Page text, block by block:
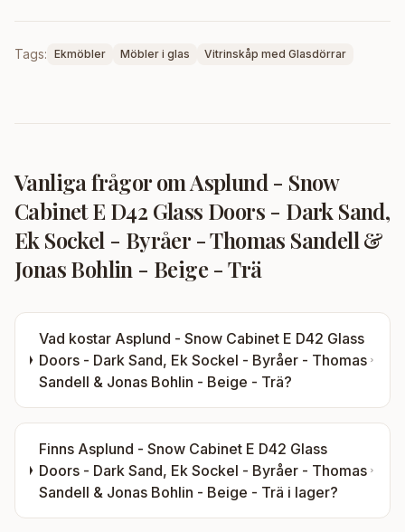
Tags: Ekmöbler Möbler i glas Vitrinskåp med Glasdörrar
Vanliga frågor omAsplund - Snow
Cabinet E D42 Glass Doors - Dark Sand,
Ek Sockel - Byråer - Thomas Sandell &
Jonas Bohlin - Beige - Trä
Vad kostar Asplund - Snow Cabinet E D42 Glass
Doors - Dark Sand, Ek Sockel - Byråer - Thomas
Sandell & Jonas Bohlin - Beige - Trä?
Finns Asplund - Snow Cabinet E D42 Glass
Doors - Dark Sand, Ek Sockel - Byråer - Thomas
Sandell & Jonas Bohlin - Beige - Trä i lager?